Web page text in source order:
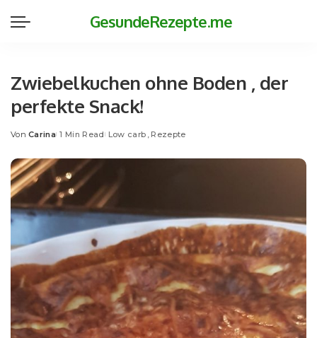
GesundeRezepte.me
Zwiebelkuchen ohne Boden , der
perfekte Snack!
Posted
Von Carina 1 Min Read Low carb Rezepte